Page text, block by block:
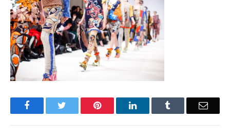
Facebook Pinterest LinkedIn Email